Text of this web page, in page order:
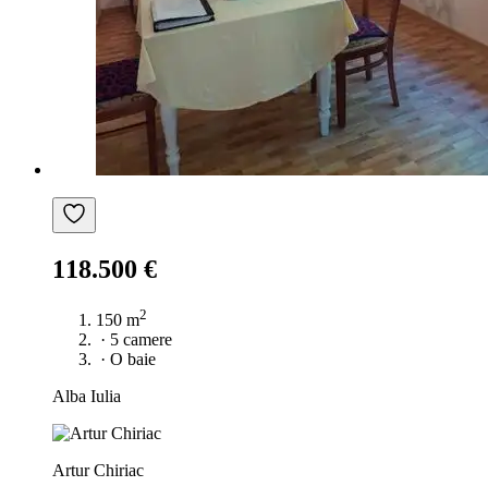
118.500 €
150 m2
· 5 camere
· O baie
Alba Iulia
Artur Chiriac